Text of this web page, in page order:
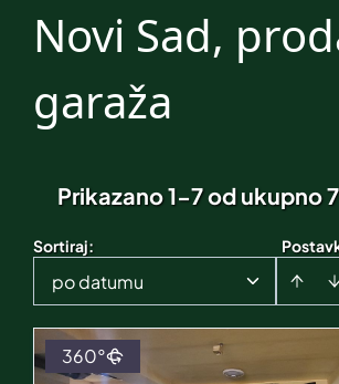
Novi Sad,
garaža
Prikazano 1-7 od ukupno
Sortiraj:
po datumu
360°